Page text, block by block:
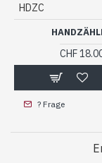
HDZC
CHF
? Frage